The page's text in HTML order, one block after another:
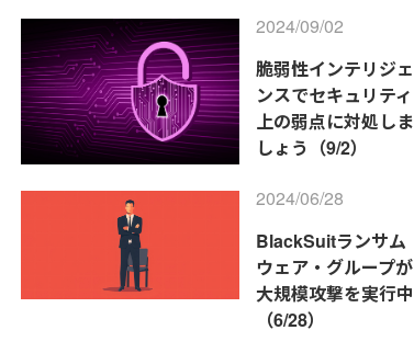
2024/09/02
脆弱性インテリジェ
ンスでセキュリティ
上の弱点に対処しま
しょう（9/2）
2024/06/28
BlackSuitランサム
ウェア・グループが
大規模攻撃を実行中
（6/28）